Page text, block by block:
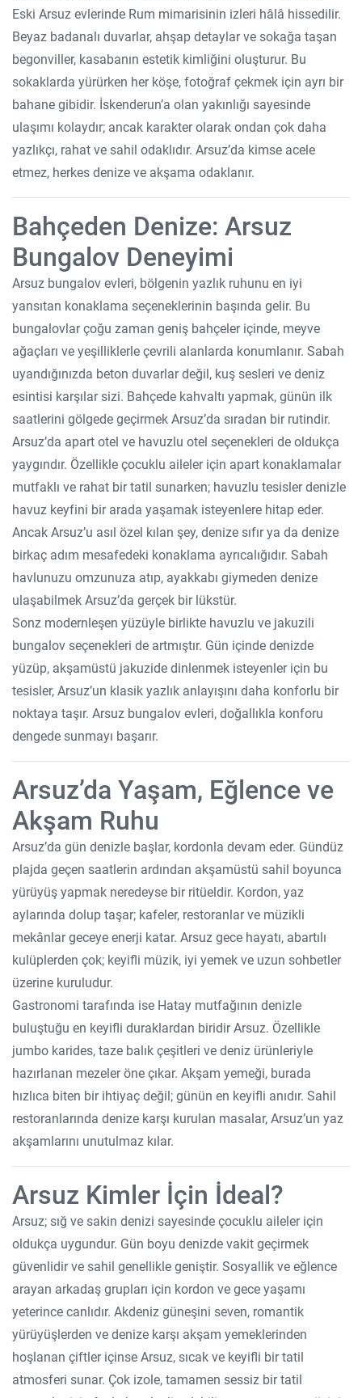
Eski Arsuz evlerinde Rum mimarisinin izleri hâlâ hissedilir.
Beyaz badanalı duvarlar, ahşap detaylar ve sokağa taşan
begonviller, kasabanın estetik kimliğini oluşturur. Bu
sokaklarda yürürken her köşe, fotoğraf çekmek için ayrı bir
bahane gibidir. İskenderun’a olan yakınlığı sayesinde
ulaşımı kolaydır; ancak karakter olarak ondan çok daha
yazlıkçı, rahat ve sahil odaklıdır. Arsuz’da kimse acele
etmez, herkes denize ve akşama odaklanır.
Bahçeden Denize: Arsuz
Bungalov Deneyimi
Arsuz bungalov evleri, bölgenin yazlık ruhunu en iyi
yansıtan konaklama seçeneklerinin başında gelir. Bu
bungalovlar çoğu zaman geniş bahçeler içinde, meyve
ağaçları ve yeşilliklerle çevrili alanlarda konumlanır. Sabah
uyandığınızda beton duvarlar değil, kuş sesleri ve deniz
esintisi karşılar sizi. Bahçede kahvaltı yapmak, günün ilk
saatlerini gölgede geçirmek Arsuz’da sıradan bir rutindir.
Arsuz’da apart otel ve havuzlu otel seçenekleri de oldukça
yaygındır. Özellikle çocuklu aileler için apart konaklamalar
mutfaklı ve rahat bir tatil sunarken; havuzlu tesisler denizle
havuz keyfini bir arada yaşamak isteyenlere hitap eder.
Ancak Arsuz’u asıl özel kılan şey, denize sıfır ya da denize
birkaç adım mesafedeki konaklama ayrıcalığıdır. Sabah
havlunuzu omzunuza atıp, ayakkabı giymeden denize
ulaşabilmek Arsuz’da gerçek bir lükstür.
Sonz modernleşen yüzüyle birlikte havuzlu ve jakuzili
bungalov seçenekleri de artmıştır. Gün içinde denizde
yüzüp, akşamüstü jakuzide dinlenmek isteyenler için bu
tesisler, Arsuz’un klasik yazlık anlayışını daha konforlu bir
noktaya taşır. Arsuz bungalov evleri, doğallıkla konforu
dengede sunmayı başarır.
Arsuz’da Yaşam, Eğlence ve
Akşam Ruhu
Arsuz’da gün denizle başlar, kordonla devam eder. Gündüz
plajda geçen saatlerin ardından akşamüstü sahil boyunca
yürüyüş yapmak neredeyse bir ritüeldir. Kordon, yaz
aylarında dolup taşar; kafeler, restoranlar ve müzikli
mekânlar geceye enerji katar. Arsuz gece hayatı, abartılı
kulüplerden çok; keyifli müzik, iyi yemek ve uzun sohbetler
üzerine kuruludur.
Gastronomi tarafında ise Hatay mutfağının denizle
buluştuğu en keyifli duraklardan biridir Arsuz. Özellikle
jumbo karides, taze balık çeşitleri ve deniz ürünleriyle
hazırlanan mezeler öne çıkar. Akşam yemeği, burada
hızlıca biten bir ihtiyaç değil; günün en keyifli anıdır. Sahil
restoranlarında denize karşı kurulan masalar, Arsuz’un yaz
akşamlarını unutulmaz kılar.
Arsuz Kimler İçin İdeal?
Arsuz; sığ ve sakin denizi sayesinde çocuklu aileler için
oldukça uygundur. Gün boyu denizde vakit geçirmek
güvenlidir ve sahil genellikle geniştir. Sosyallik ve eğlence
arayan arkadaş grupları için kordon ve gece yaşamı
yeterince canlıdır. Akdeniz güneşini seven, romantik
yürüyüşlerden ve denize karşı akşam yemeklerinden
hoşlanan çiftler içinse Arsuz, sıcak ve keyifli bir tatil
atmosferi sunar. Çok izole, tamamen sessiz bir tatil